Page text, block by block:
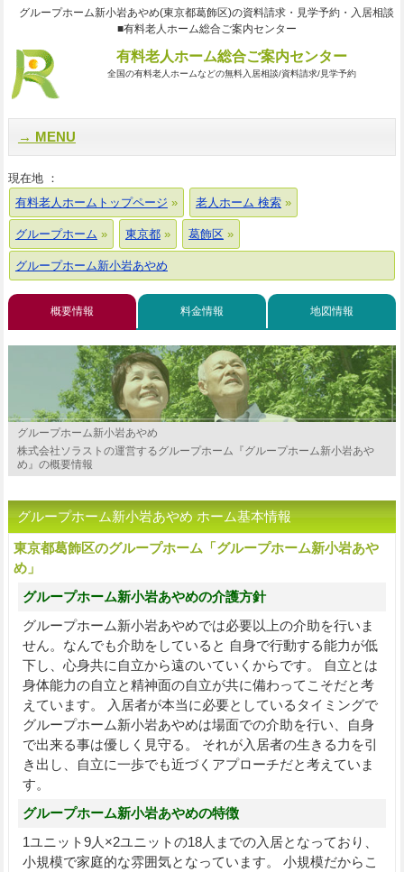
グループホーム新小岩あやめ(東京都葛飾区)の資料請求・見学予約・入居相談
■有料老人ホーム総合ご案内センター
有料老人ホーム総合ご案内センター
全国の有料老人ホームなどの無料入居相談/資料請求/見学予約
MENU
現在地 ：
有料老人ホームトップページ
老人ホーム 検索
グループホーム 東京都 葛飾区
グループホーム新小岩あやめ
概要情報 料金情報 地図情報
グループホーム新小岩あやめ
株式会社ソラストの運営するグループホーム『グループホーム新小岩あや
め』の概要情報
グループホーム新小岩あやめ ホーム基本情報
東京都葛飾区のグループホーム「グループホーム新小岩あや
め」
グループホーム新小岩あやめの介護方針
グループホーム新小岩あやめでは必要以上の介助を行いま
せん。なんでも介助をしていると 自身で行動する能力が低
下し、心身共に自立から遠のいていくからです。 自立とは
身体能力の自立と精神面の自立が共に備わってこそだと考
えています。 入居者が本当に必要としているタイミングで
グループホーム新小岩あやめは場面での介助を行い、自身
で出来る事は優しく見守る。 それが入居者の生きる力を引
き出し、自立に一歩でも近づくアプローチだと考えていま
す。
グループホーム新小岩あやめの特徴
1ユニット9人×2ユニットの18人までの入居となっており、
小規模で家庭的な雰囲気となっています。 小規模だからこ